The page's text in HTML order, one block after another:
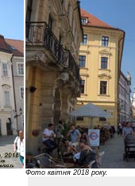
Фото квітня 2018 року.